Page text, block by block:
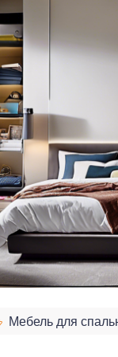
Мебель для